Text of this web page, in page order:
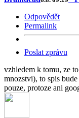
Odpovědět
Permalink
Poslat zprávu
vzhledem k tomu, ze
mnozstvi), to spis
pouze, protoze ani